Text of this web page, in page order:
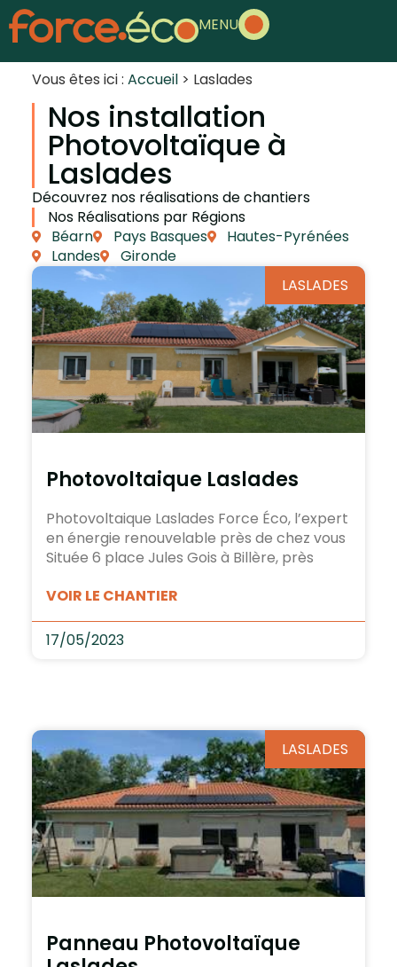
MENU
Vous êtes ici : Accueil> Laslades
Nos installation
Photovoltaïque à
Laslades
Découvrez nos réalisations de chantiers
Nos Réalisations par Régions
Béarn
Pays Basques
Hautes-Pyrénées
Landes
Gironde
LASLADES
Photovoltaique Laslades
Photovoltaique Laslades Force Éco, l’expert
en énergie renouvelable près de chez vous
Située 6 place Jules Gois à Billère, près
VOIR LE CHANTIER
17/05/2023
LASLADES
Panneau Photovoltaïque